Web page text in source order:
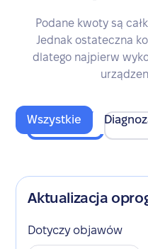
Podane kwoty są
Jednak ostateczna
dlatego najpierw
Wszystkie
Aktualizacja
Dotyczy objawów